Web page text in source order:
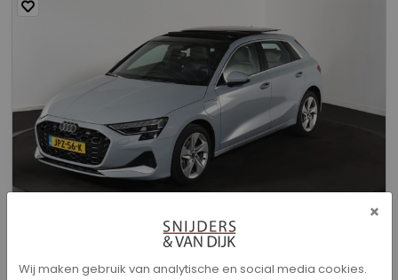
Audi A3 - Sportback 40 TFSI e Advanced edition
×
Wij maken gebruik van analytische en social media cookies.